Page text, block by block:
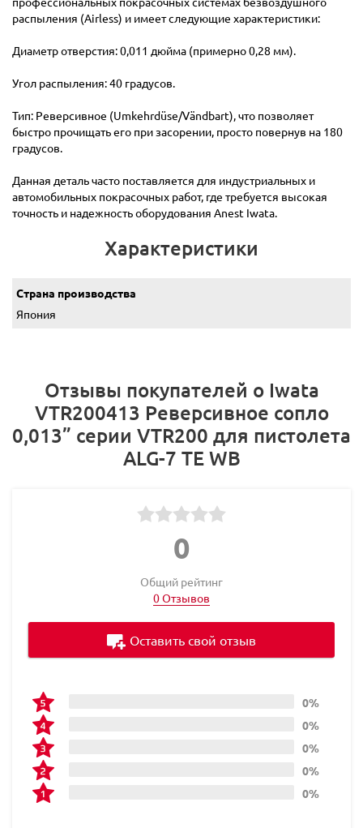
распыления (Airless) и имеет следующие характеристики:
Диаметр отверстия: 0,011 дюйма (примерно 0,28 мм).
Угол распыления: 40 градусов.
Тип: Реверсивное (Umkehrdüse/Vändbart), что позволяет
быстро прочищать его при засорении, просто повернув на 180
градусов.
Данная деталь часто поставляется для индустриальных и
автомобильных покрасочных работ, где требуется высокая
точность и надежность оборудования Anest Iwata.
Характеристики
Страна производства
Япония
Отзывы покупателей о Iwata
VTR200413 Реверсивное сопло
0,013” серии VTR200 для пистолета
ALG-7 TE WB
0
Общий рейтинг
0 Отзывов
0%
0%
0%
0%
0%
Оставить свой отзыв